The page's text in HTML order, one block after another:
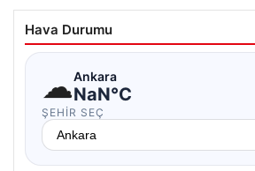
Hava Durumu
☁Ankara
NaN°C
ŞEHIR SEÇ